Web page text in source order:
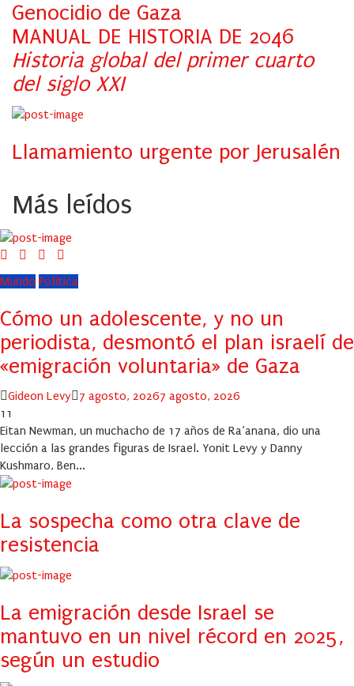
Genocidio de Gaza
MANUAL DE HISTORIA DE 2046
Historia global del primer cuarto
del siglo XXI
Llamamiento urgente por Jerusalén
Más leídos
Mundo Política
Cómo un adolescente, y no un
periodista, desmontó el plan israelí de
«emigración voluntaria» de Gaza
Author
Gideon Levy
Posted
7 agosto, 20267 agosto, 2026
11
Eitan Newman, un muchacho de 17 años de Ra’anana, dio una
lección a las grandes figuras de Israel. Yonit Levy y Danny
Kushmaro, Ben...
La sospecha como otra clave de
resistencia
La emigración desde Israel se
mantuvo en un nivel récord en 2025,
según un estudio